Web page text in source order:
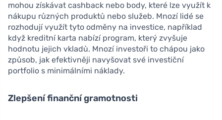
mohou získávat cashback nebo body, které lze využít k
nákupu různých produktů nebo služeb. Mnozí lidé se
rozhodují využít tyto odměny na investice, například
když kreditní karta nabízí program, který zvyšuje
hodnotu jejich vkladů. Mnozí investoři to chápou jako
způsob, jak efektivněji navyšovat své investiční
portfolio s minimálními náklady.
Zlepšení finanční gramotnosti